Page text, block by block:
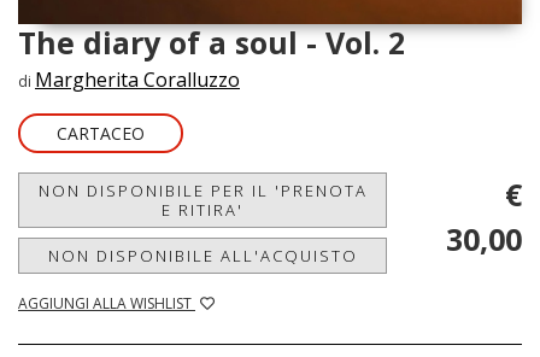
The diary of a soul - Vol. 2
di Margherita Coralluzzo
CARTACEO
NON DISPONIBILE PER IL 'PRENOTA
E RITIRA'
NON DISPONIBILE ALL'ACQUISTO
AGGIUNGI ALLA WISHLIST
€
30,00